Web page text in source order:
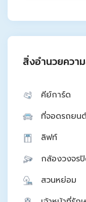
สิ่งอำนวยควา
คีย์การ์ด
ที่จอดรถยน
ลิฟท์
กล้องวงจร
สวนหย่อม